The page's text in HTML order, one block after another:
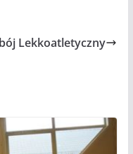
Lekkoatletyczny